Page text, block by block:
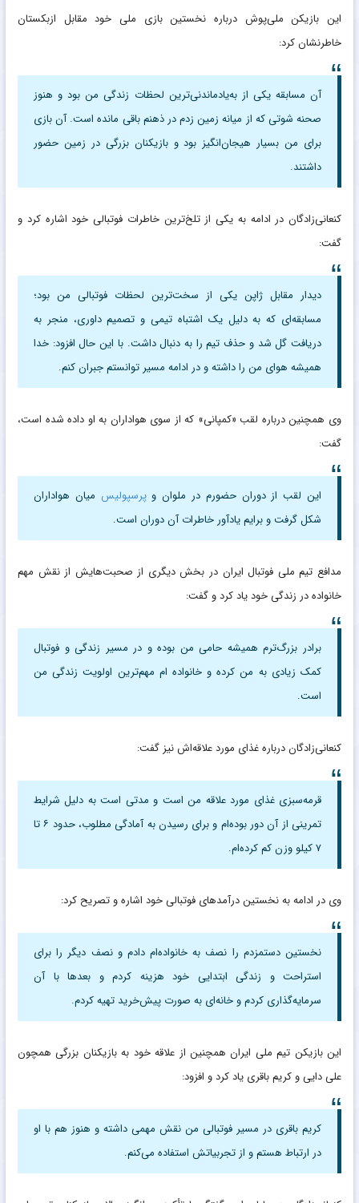
این بازیکن ملی‌پوش درباره نخستین بازی ملی خود مقابل ازبکستان
خاطرنشان کرد:
آن مسابقه یکی از به‌یادماندنی‌ترین لحظات زندگی من بود و هنوز
صحنه شوتی که از میانه زمین زدم در ذهنم باقی مانده است. آن بازی
برای من بسیار هیجان‌انگیز بود و بازیکنان بزرگی در زمین حضور
داشتند.
کنعانی‌زادگان در ادامه به یکی از تلخ‌ترین خاطرات فوتبالی خود اشاره کرد و
گفت:
دیدار مقابل ژاپن یکی از سخت‌ترین لحظات فوتبالی من بود؛
مسابقه‌ای که به دلیل یک اشتباه تیمی و تصمیم داوری، منجر به
دریافت گل شد و حذف تیم را به دنبال داشت. با این حال افزود: خدا
همیشه هوای من را داشته و در ادامه مسیر توانستم جبران کنم.
وی همچنین درباره لقب «کمپانی» که از سوی هواداران به او داده شده است،
گفت:
این لقب از دوران حضورم در ملوان وپرسپولیس میان هواداران
شکل گرفت و برایم یادآور خاطرات آن دوران است.
مدافع تیم ملی فوتبال ایران در بخش دیگری از صحبت‌هایش از نقش مهم
خانواده در زندگی خود یاد کرد و گفت:
برادر بزرگ‌ترم همیشه حامی من بوده و در مسیر زندگی و فوتبال
کمک زیادی به من کرده و خانواده ام مهم‌ترین اولویت زندگی من
است.
کنعانی‌زادگان درباره غذای مورد علاقه‌اش نیز گفت:
قرمه‌سبزی غذای مورد علاقه من است و مدتی است به دلیل شرایط
تمرینی از آن دور بوده‌ام و برای رسیدن به آمادگی مطلوب، حدود ۶ تا
۷ کیلو وزن کم کرده‌ام.
وی در ادامه به نخستین درآمدهای فوتبالی خود اشاره و تصریح کرد:
نخستین دستمزدم را نصف به خانواده‌ام دادم و نصف دیگر را برای
استراحت و زندگی ابتدایی خود هزینه کردم و بعدها با آن
سرمایه‌گذاری کردم و خانه‌ای به صورت پیش‌خرید تهیه کردم.
این بازیکن تیم ملی ایران همچنین از علاقه خود به بازیکنان بزرگی همچون
علی دایی و کریم باقری یاد کرد و افزود:
کریم باقری در مسیر فوتبالی من نقش مهمی داشته و هنوز هم با او
در ارتباط هستم و از تجربیاتش استفاده می‌کنم.